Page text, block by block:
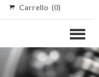
Carrello (0)